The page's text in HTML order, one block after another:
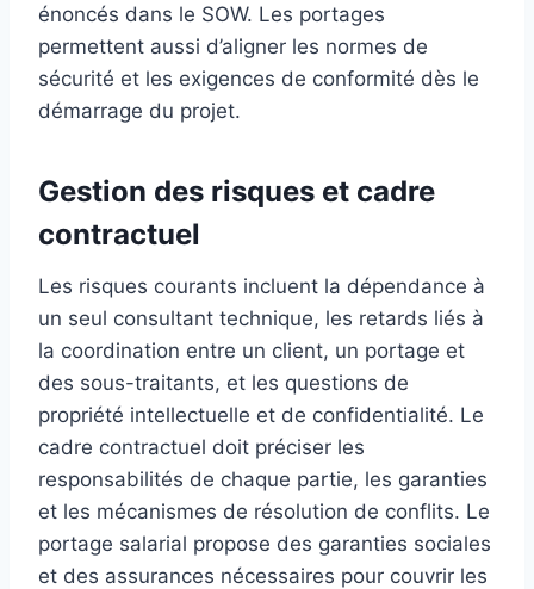
énoncés dans le SOW. Les portages
permettent aussi d’aligner les normes de
sécurité et les exigences de conformité dès le
démarrage du projet.
Gestion des risques et cadre
contractuel
Les risques courants incluent la dépendance à
un seul consultant technique, les retards liés à
la coordination entre un client, un portage et
des sous-traitants, et les questions de
propriété intellectuelle et de confidentialité. Le
cadre contractuel doit préciser les
responsabilités de chaque partie, les garanties
et les mécanismes de résolution de conflits. Le
portage salarial propose des garanties sociales
et des assurances nécessaires pour couvrir les